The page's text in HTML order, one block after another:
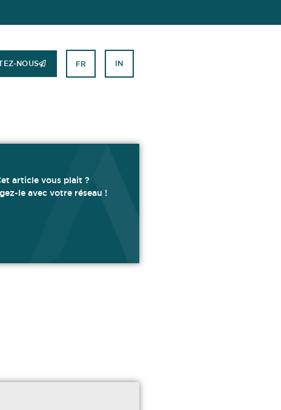
NOUS FR IN
article vous plait ?
le avec votre réseau !